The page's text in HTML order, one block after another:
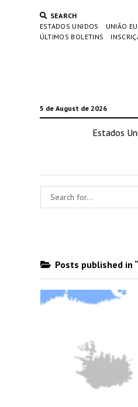
SEARCH
ESTADOS UNIDOS
UNIÃO
ÚLTIMOS BOLETINS
5 de August de 2026
Estados
Posts published in